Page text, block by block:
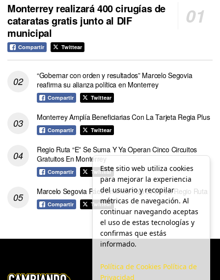
Monterrey realizará 400 cirugías de
cataratas gratis junto al DIF
municipal
Compartir Twittear
“Gobernar con orden y resultados” Marcelo Segovia
reafirma su alianza política en Monterrey
Compartir Twittear
Monterrey Amplía Beneficiarias Con La Tarjeta Regia Plus
Compartir Twittear
Regio Ruta “E” Se Suma Y Ya Operan Cinco Circuitos
Gratuitos En Monterrey
Compartir Twittear
Marcelo Segovia Páez Anuncia Logros De La Regio Ruta
Compartir Twittear
Este sitio web utiliza cookies
para mejorar la experiencia
del usuario y recopilar
métricas de navegación. Al
continuar navegando aceptas
el uso de estas tecnologías y
confirmas que estás
informado.
Política de Cookies Política de
Privacidad